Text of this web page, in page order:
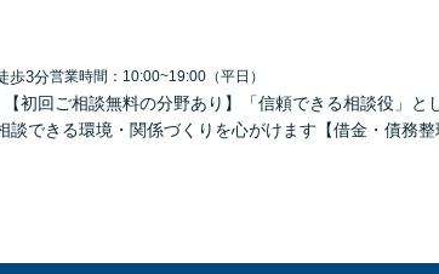
歩3分営業時間：10:00~19:00（平日）
初回ご相談無料の分野あり】「信頼できる相談役」と
できる環境・関係づくりを心がけます【借金・債務整